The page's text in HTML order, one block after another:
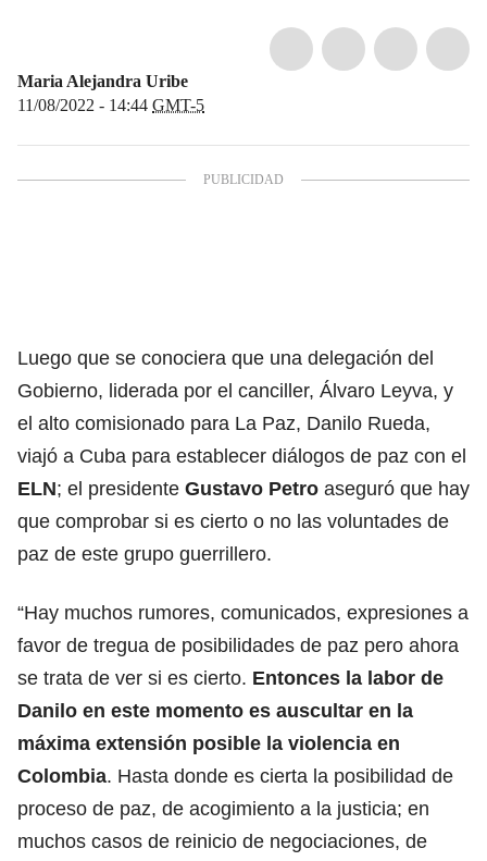
Maria Alejandra Uribe
11/08/2022 - 14:44 GMT-5
Luego que se conociera que una delegación del
Gobierno, liderada por el canciller, Álvaro Leyva, y
el alto comisionado para La Paz, Danilo Rueda,
viajó a Cuba para establecer diálogos de paz con el
ELN; el presidente Gustavo Petro aseguró que hay
que comprobar si es cierto o no las voluntades de
paz de este grupo guerrillero.
“Hay muchos rumores, comunicados, expresiones a
favor de tregua de posibilidades de paz pero ahora
se trata de ver si es cierto. Entonces la labor de
Danilo en este momento es auscultar en la
máxima extensión posible la violencia en
Colombia. Hasta donde es cierta la posibilidad de
proceso de paz, de acogimiento a la justicia; en
muchos casos de reinicio de negociaciones, de